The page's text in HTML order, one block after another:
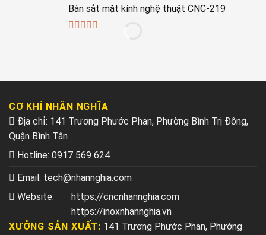
Bàn sắt mặt kính nghệ thuật CNC-219
CƠ KHÍ NHÂN NGHĨA
Địa chỉ: 141 Trương Phước Phan, Phường Bình Trị Đông,
Quận Bình Tân
Hotline: 0917 569 624
Email: tech@nhannghia.com
Website:
https://cncnhannghia.com
https://inoxnhannghia.vn
XƯỞNG SẢN XUẤT: 141 Trương Phước Phan, Phường